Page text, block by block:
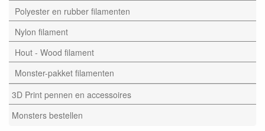
Polyester en rubber filamenten
Nylon filament
Hout - Wood filament
Monster-pakket filamenten
3D Print pennen en accessoires
Monsters bestellen